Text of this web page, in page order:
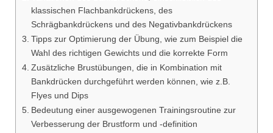
klassischen Flachbankdrückens, des
Schrägbankdrückens und des Negativbankdrückens
Tipps zur Optimierung der Übung, wie zum Beispiel die
Wahl des richtigen Gewichts und die korrekte Form
Zusätzliche Brustübungen, die in Kombination mit
Bankdrücken durchgeführt werden können, wie z.B.
Flyes und Dips
Bedeutung einer ausgewogenen Trainingsroutine zur
Verbesserung der Brustform und -definition